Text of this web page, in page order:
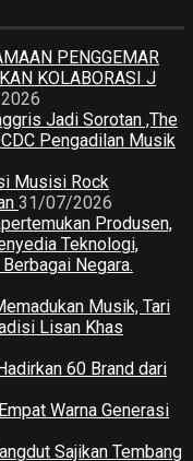
PENGGEMAR
KOLABORASI J
Jadi Sorotan ,The
Pengadilan Musik
Musisi Rock
31/07/2026
Produsen,
Teknologi,
Negara.
Musik, Tari
Lisan Khas
60 Brand dari
Warna Generasi
Sajikan Tembang